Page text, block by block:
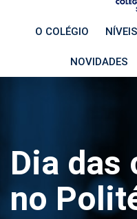
O COLÉGIO
NOVIDADES
Dia das
no